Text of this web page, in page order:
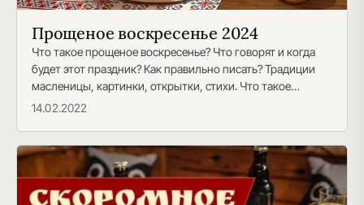
Прощеное воскресенье 2024
Что такое прощеное воскресенье? Что говорят и когда
будет этот праздник? Как правильно писать? Традиции
масленицы, картинки, открытки, стихи. Что такое
прощеное…
14.02.2022